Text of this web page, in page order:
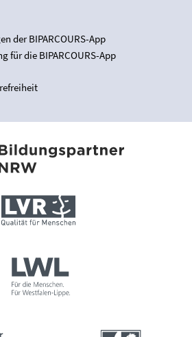
der BIPARCOURS-App
für die BIPARCOURS-App